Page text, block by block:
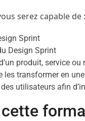
serez capable de :
Sprint
Design Sprint
produit, service
les transformer en
utilisateurs afin
cette